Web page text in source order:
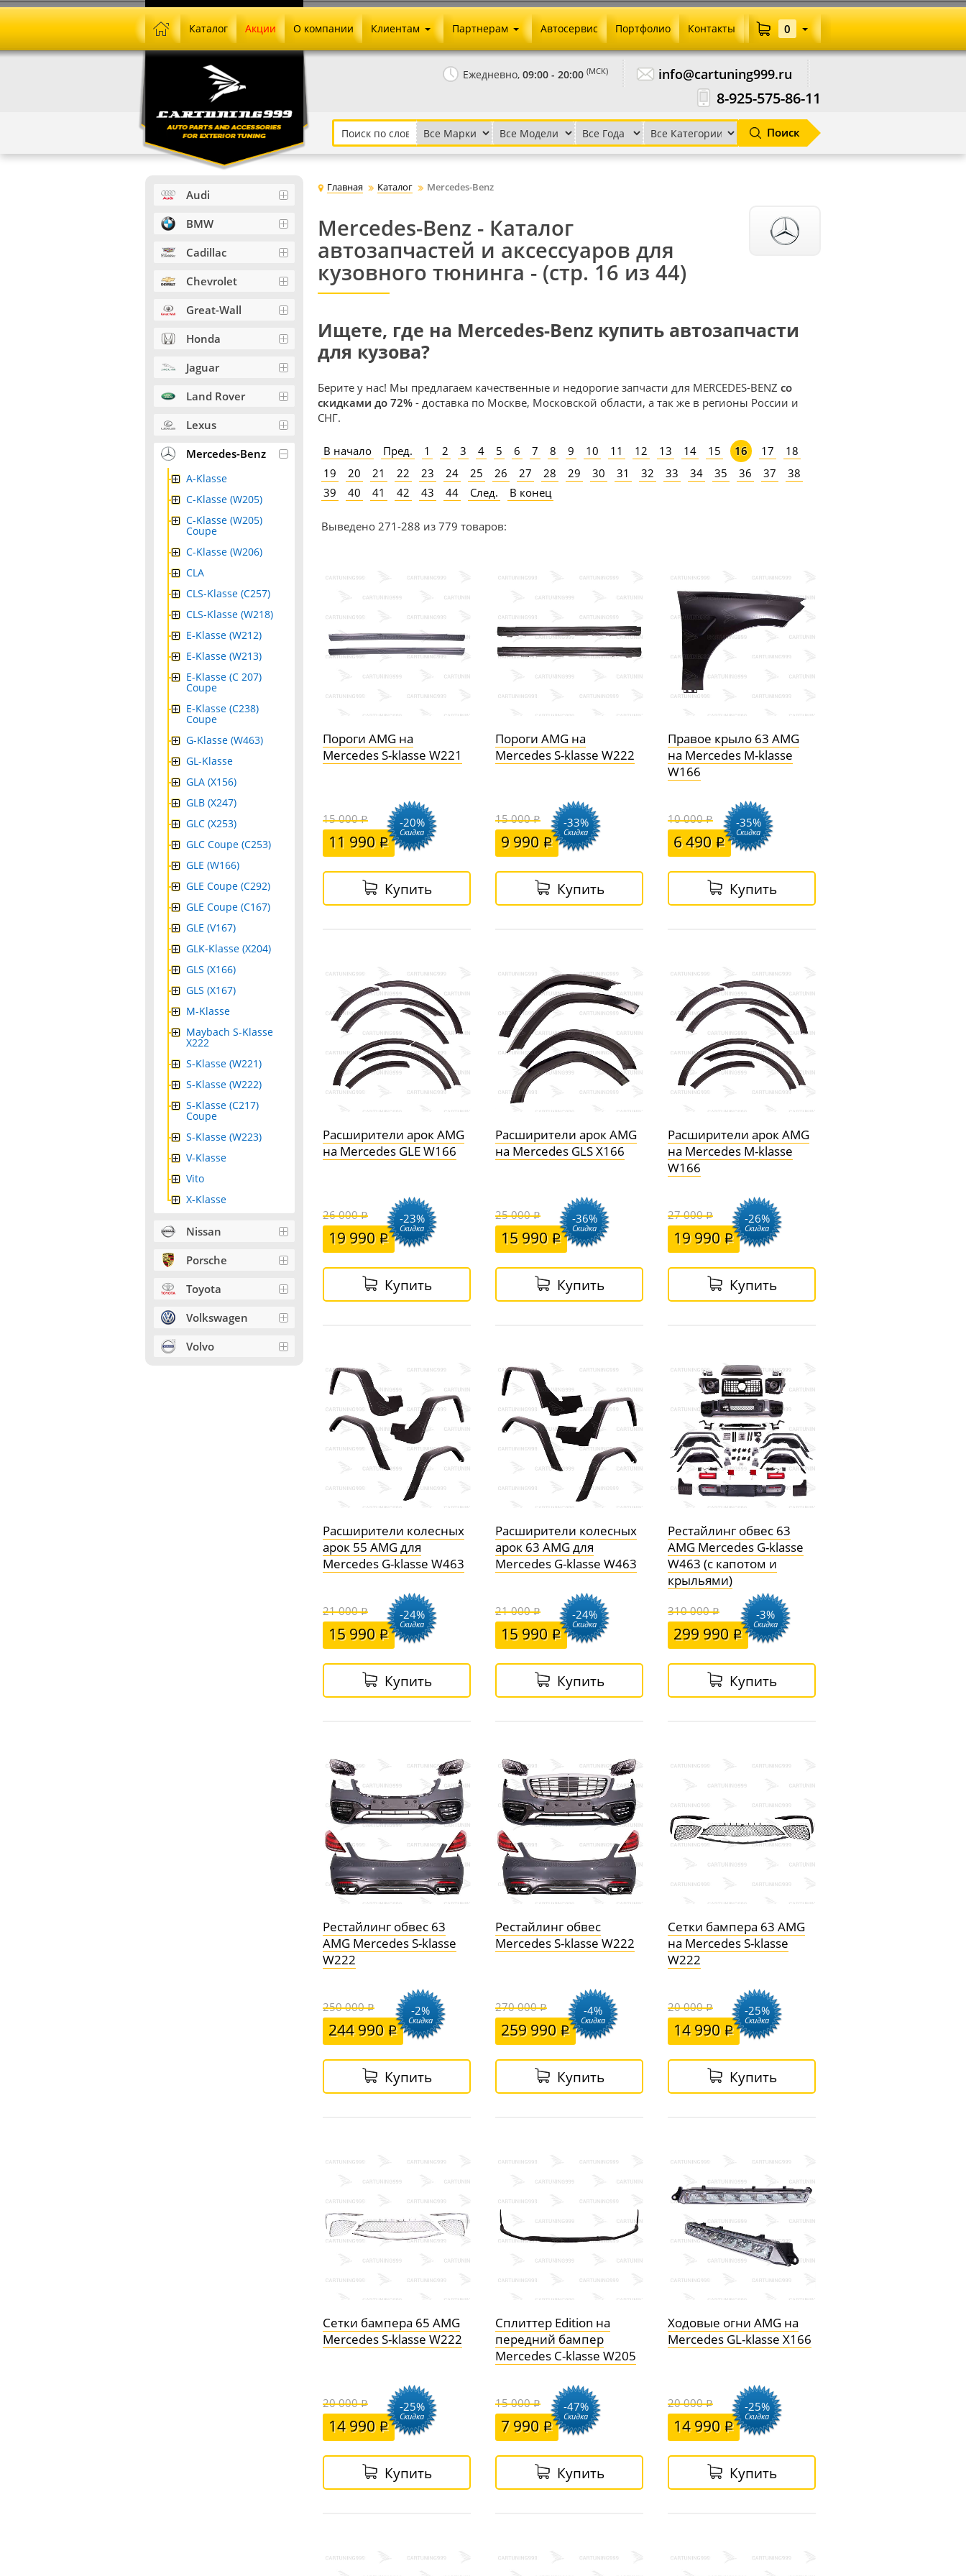
Ежедневно, 09:00 - 20:00 (МСК) info@cartuning999.ru
8-925-575-86-11
Поиск
Каталог Акции О компании Клиентам
Как сделать заказ
Установка на авто
Письмо директору
Партнерам
Агентское вознаграждение
Скачать прайс
Автосервис Портфолио Контакты 0
Главная Каталог Mercedes-Benz
Mercedes-Benz - Каталог
автозапчастей и аксессуаров для
кузовного тюнинга - (стр. 16 из 44)
Ищете, где на Mercedes-Benz купить автозапчасти
для кузова?
Берите у нас! Мы предлагаем качественные и недорогие запчасти для MERCEDES-BENZ со
скидками до 72% - доставка по Москве, Московской области, а так же в регионы России и
СНГ.
В начало Пред. 1 2 3 4 5 6 7 8 9 10 11 12 13 14 15 16 17
18
19
20 21 22 23 24 25 26 27 28 29 30 31 32 33 34 35 36 37
38
39
40 41 42 43 44 След. В конец
Выведено 271-288 из 779 товаров:
Пороги AMG на
Mercedes S-klasse W221
15 000
11 990
-20%
Скидка
Купить
Пороги AMG на
Mercedes S-klasse W222
15 000
9 990
-33%
Скидка
Купить
Правое крыло 63 AMG
на Mercedes M-klasse
W166
10 000
6 490
-35%
Скидка
Купить
Расширители арок AMG
на Mercedes GLE W166
26 000
19 990
-23%
Скидка
Купить
Расширители арок AMG
на Mercedes GLS X166
25 000
15 990
-36%
Скидка
Купить
Расширители арок AMG
на Mercedes M-klasse
W166
27 000
19 990
-26%
Скидка
Купить
Расширители колесных
арок 55 AMG для
Mercedes G-klasse W463
21 000
15 990
-24%
Скидка
Купить
Расширители колесных
арок 63 AMG для
Mercedes G-klasse W463
21 000
15 990
-24%
Скидка
Купить
Рестайлинг обвес 63
AMG Mercedes G-klasse
W463 (с капотом и
крыльями)
310 000
299 990
-3%
Скидка
Купить
Рестайлинг обвес 63
AMG Mercedes S-klasse
W222
250 000
244 990
-2%
Скидка
Купить
Рестайлинг обвес
Mercedes S-klasse W222
270 000
259 990
-4%
Скидка
Купить
Сетки бампера 63 AMG
на Mercedes S-klasse
W222
20 000
14 990
-25%
Скидка
Купить
Сетки бампера 65 AMG
Mercedes S-klasse W222
20 000
14 990
-25%
Скидка
Купить
Сплиттер Edition на
передний бампер
Mercedes C-klasse W205
15 000
7 990
-47%
Скидка
Купить
Ходовые огни AMG на
Mercedes GL-klasse X166
20 000
14 990
-25%
Скидка
Купить
Audi
BMW
Cadillac
Chevrolet
Great-Wall
Honda
Jaguar
Land Rover
Lexus
Mercedes-Benz
A-Klasse
C-Klasse (W205)
C-Klasse (W205)
Coupe
C-Klasse (W206)
CLA
CLS-Klasse (C257)
CLS-Klasse (W218)
E-Klasse (W212)
E-Klasse (W213)
E-Klasse (C 207)
Coupe
E-Klasse (C238)
Coupe
G-Klasse (W463)
GL-Klasse
GLA (X156)
GLB (X247)
GLC (X253)
GLC Coupe (C253)
GLE (W166)
GLE Coupe (C292)
GLE Coupe (C167)
GLE (V167)
GLK-Klasse (X204)
GLS (X166)
GLS (X167)
M-Klasse
Maybach S-Klasse
X222
S-Klasse (W221)
S-Klasse (W222)
S-Klasse (C217)
Coupe
S-Klasse (W223)
V-Klasse
Vito
X-Klasse
Nissan
Porsche
Toyota
Volkswagen
Volvo